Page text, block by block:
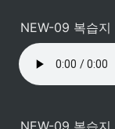
NEW-09 복습지
NEW-09 복습지